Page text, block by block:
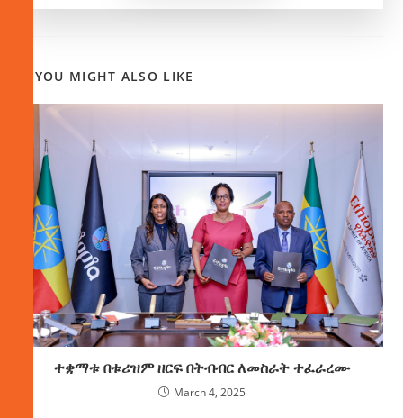
YOU MIGHT ALSO LIKE
ተቋማቱ በቱሪዝም ዘርፍ በትብብር ለመስራት ተፈራረሙ
March 4, 2025